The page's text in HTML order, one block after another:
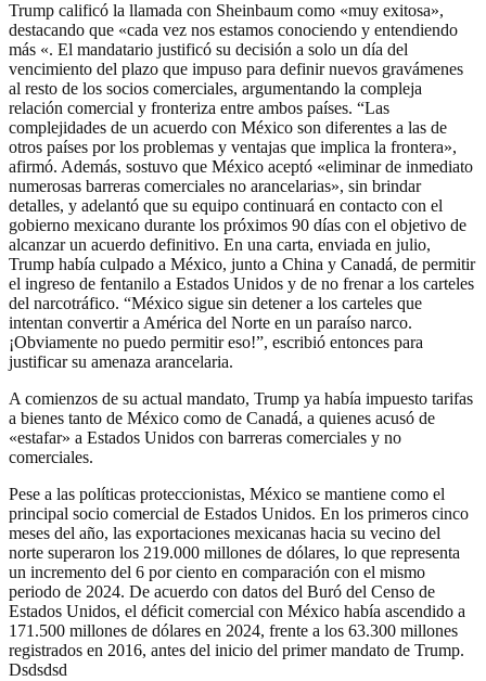
Trump calificó la llamada con Sheinbaum como «muy exitosa»,
destacando que «cada vez nos estamos conociendo y entendiendo
más «. El mandatario justificó su decisión a solo un día del
vencimiento del plazo que impuso para definir nuevos gravámenes
al resto de los socios comerciales, argumentando la compleja
relación comercial y fronteriza entre ambos países. “Las
complejidades de un acuerdo con México son diferentes a las de
otros países por los problemas y ventajas que implica la frontera»,
afirmó. Además, sostuvo que México aceptó «eliminar de inmediato
numerosas barreras comerciales no arancelarias», sin brindar
detalles, y adelantó que su equipo continuará en contacto con el
gobierno mexicano durante los próximos 90 días con el objetivo de
alcanzar un acuerdo definitivo. En una carta, enviada en julio,
Trump había culpado a México, junto a China y Canadá, de permitir
el ingreso de fentanilo a Estados Unidos y de no frenar a los carteles
del narcotráfico. “México sigue sin detener a los carteles que
intentan convertir a América del Norte en un paraíso narco.
¡Obviamente no puedo permitir eso!”, escribió entonces para
justificar su amenaza arancelaria.
A comienzos de su actual mandato, Trump ya había impuesto tarifas
a bienes tanto de México como de Canadá, a quienes acusó de
«estafar» a Estados Unidos con barreras comerciales y no
comerciales.
Pese a las políticas proteccionistas, México se mantiene como el
principal socio comercial de Estados Unidos. En los primeros cinco
meses del año, las exportaciones mexicanas hacia su vecino del
norte superaron los 219.000 millones de dólares, lo que representa
un incremento del 6 por ciento en comparación con el mismo
periodo de 2024. De acuerdo con datos del Buró del Censo de
Estados Unidos, el déficit comercial con México había ascendido a
171.500 millones de dólares en 2024, frente a los 63.300 millones
registrados en 2016, antes del inicio del primer mandato de Trump.
Dsdsdsd